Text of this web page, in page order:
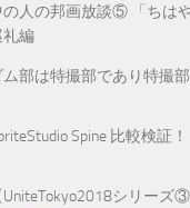
の人の邦画放談⑤ 「ちは
礼編
ム部は特撮部であり特撮
Spine 比較検証！
UniteTokyo2018シリーズ